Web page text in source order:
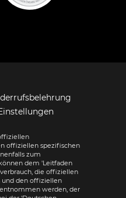
offiziellen spezifischen
zum
dem 'Leitfaden
die offiziellen
und den offiziellen
werden, der